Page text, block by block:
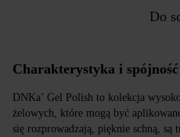
Do
Charakterystyka i spójność
DNKa’ Gel Polish to kolekcja
żelowych, które mogą być
się rozprowadzają, pięknie schną, są